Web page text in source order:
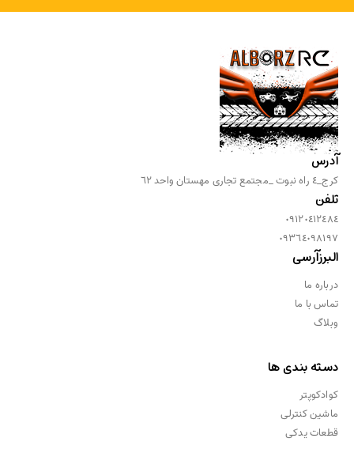
آدرس
كرج_٤ راه نبوت _مجتمع تجارى مهستان واحد ٦٢
تلفن
٠٩١٢٠٤١٢٤٨٤
٠٩٣٦٤٠٩٨١٩٧
البرزآرسی
درباره ما
تماس با ما
وبلاگ
دسته بندی ها
کوادکوپتر
ماشین کنترلی
قطعات یدکی